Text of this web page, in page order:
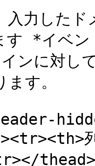
入力した
す *イベ
ンに対
す。